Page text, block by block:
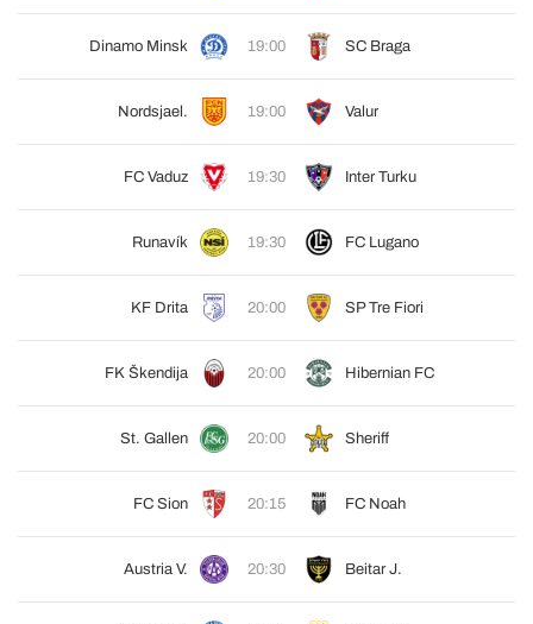
Dinamo Minsk 19:00 SC Braga
Nordsjael. 19:00 Valur
FC Vaduz 19:30 Inter Turku
Runavík 19:30 FC Lugano
KF Drita 20:00 SP Tre Fiori
FK Škendija 20:00 Hibernian FC
St. Gallen 20:00 Sheriff
FC Sion 20:15 FC Noah
Austria V. 20:30 Beitar J.